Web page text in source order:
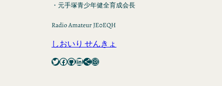
・元手塚青少年健全育成会長
Radio Amateur JE0EQH
しおいり せんきょ
Twitter Facebook GitHub LinkedIn Share Icon Instagram